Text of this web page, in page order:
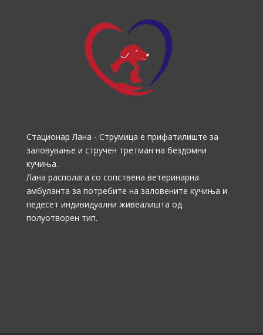
Стационар Лана - Струмица е прифатилиште за
заловување и стручен третман на бездомни
кучиња.
Лана располага со сопствена ветеринарна
амбуланта за потребите на заловените кучиња и
педесет индивидуални живеалишта од
полуотворен тип.